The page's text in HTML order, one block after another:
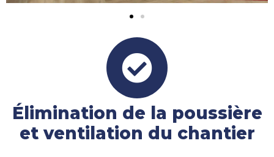
Élimination de la poussière
et ventilation du chantier